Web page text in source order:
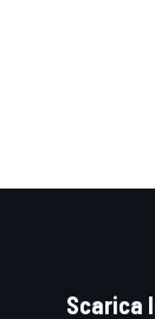
Scarica